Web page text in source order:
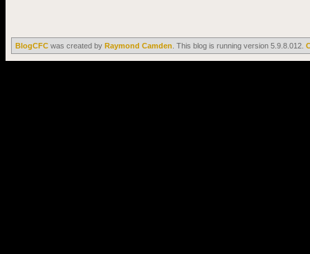
BlogCFC was created by Raymond Camden . This blog is running version 5.9.8.012.